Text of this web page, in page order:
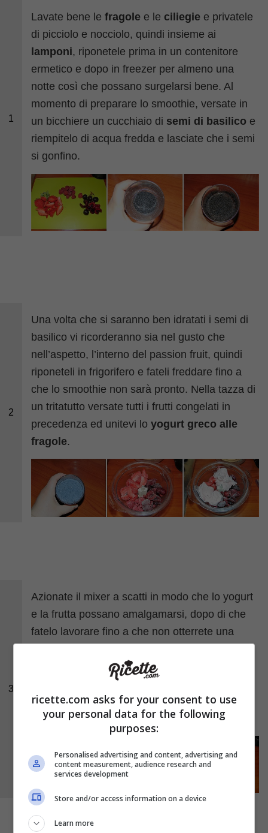
1
Lavate bene lefragole e le ciliegie e privatele
di picciolo e nocciolo, quindi insieme ai
lamponi, riponetele prima in un contenitore
ermetico e dopo in freezer per almeno una
notte così che possano surgelarsi bene. Al
momento di preparare lo smoothie, versate in
un bicchiere un cucchiaio di semi di basilico e
riempitelo di acqua fredda e lasciate che i semi
si gonfino.
2
Una volta che si saranno ben idratati i semi di
basilico vi ricorderanno sia nel gusto che
nell’aspetto, l’interno del passion fruit, quindi
riponeteli in frigorifero e fateli freddare fino a
che lo smoothie non sarà pronto. Nella tazza di
un tritatutto versate tutti i frutti congelati in
precedenza ed unitevi loyogurt greco alle
fragole.
3
Azionate il mixer a scatti in modo che lo yogurt
e la frutta possano amalgamarsi, dopo di che
fatelo lavorare fino a che non otterrete una
coppe disponendo sul fondo i semi di basilico
idratati e successivamente lo smoothie
cremoso, quindi servite immediatamente
freddo.
ricette.com asks for your consent to use
your personal data for the following
purposes:
Personalised advertising and content, advertising and
content measurement, audience research and
services development
Store and/or access information on a device
Learn more